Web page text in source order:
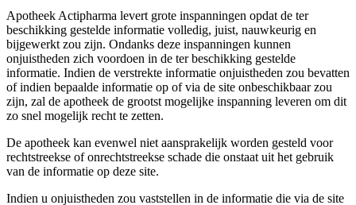
Apotheek Actipharma levert grote inspanningen opdat de ter
beschikking gestelde informatie volledig, juist, nauwkeurig en
bijgewerkt zou zijn. Ondanks deze inspanningen kunnen
onjuistheden zich voordoen in de ter beschikking gestelde
informatie. Indien de verstrekte informatie onjuistheden zou bevatten
of indien bepaalde informatie op of via de site onbeschikbaar zou
zijn, zal de apotheek de grootst mogelijke inspanning leveren om dit
zo snel mogelijk recht te zetten.
De apotheek kan evenwel niet aansprakelijk worden gesteld voor
rechtstreekse of onrechtstreekse schade die onstaat uit het gebruik
van de informatie op deze site.
Indien u onjuistheden zou vaststellen in de informatie die via de site